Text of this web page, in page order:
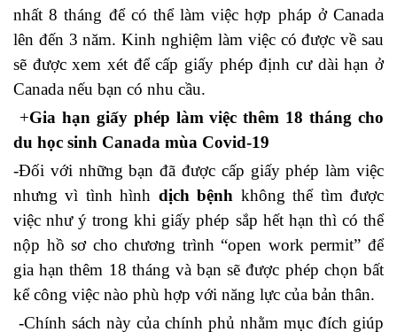
nhất 8 tháng để có thể làm việc hợp pháp ở Canada
lên đến 3 năm. Kinh nghiệm làm việc có được về sau
sẽ được xem xét để cấp giấy phép định cư dài hạn ở
Canada nếu bạn có nhu cầu.
+Gia hạn giấy phép làm việc thêm 18 tháng cho
du học sinh Canada mùa Covid-19
-Đối với những bạn đã được cấp giấy phép làm việc
nhưng vì tình hình dịch bệnh không thể tìm được
việc như ý trong khi giấy phép sắp hết hạn thì có thể
nộp hồ sơ cho chương trình “open work permit” để
gia hạn thêm 18 tháng và bạn sẽ được phép chọn bất
kể công việc nào phù hợp với năng lực của bản thân.
-Chính sách này của chính phủ nhằm mục đích giúp